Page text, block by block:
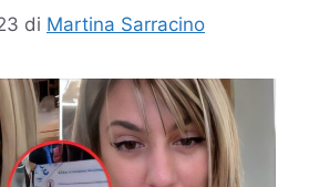
di Martina Sarracino